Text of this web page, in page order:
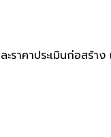
าคาประเมินก่อสร้า